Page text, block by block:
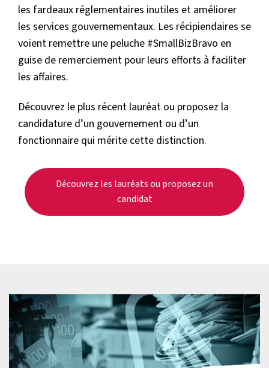
les fardeaux réglementaires inutiles et améliorer
les services gouvernementaux. Les récipiendaires se
voient remettre une peluche #SmallBizBravo en
guise de remerciement pour leurs efforts à faciliter
les affaires.
Découvrez le plus récent lauréat ou proposez la
candidature d’un gouvernement ou d’un
fonctionnaire qui mérite cette distinction.
Découvrez les lauréats ou proposez un
candidat